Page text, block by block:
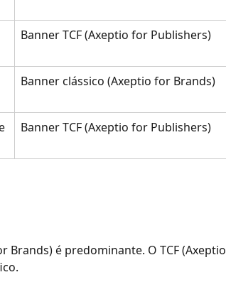
Banner TCF (Axeptio for Publishers)
Banner clássico (Axeptio for Brands)
Banner TCF (Axeptio for Publishers)
Brands) é predominante. O TCF (Axeptio